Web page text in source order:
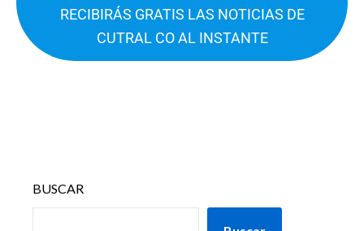
RECIBIRÁS GRATIS LAS NOTICIAS DE
CUTRAL CO AL INSTANTE
BUSCAR